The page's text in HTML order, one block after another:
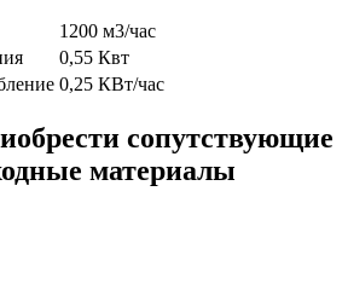
1200 м3/час
0,55 Квт
0,25 КВт/час
сопутствующие
материалы